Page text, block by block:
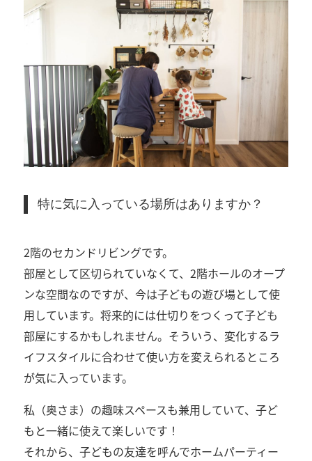
特に気に入っている場所はありますか？
2階のセカンドリビングです。
部屋として区切られていなくて、2階ホールのオープ
ンな空間なのですが、今は子どもの遊び場として使
用しています。将来的には仕切りをつくって子ども
部屋にするかもしれません。そういう、変化するラ
イフスタイルに合わせて使い方を変えられるところ
が気に入っています。
私（奥さま）の趣味スペースも兼用していて、子ど
もと一緒に使えて楽しいです！
それから、子どもの友達を呼んでホームパーティー